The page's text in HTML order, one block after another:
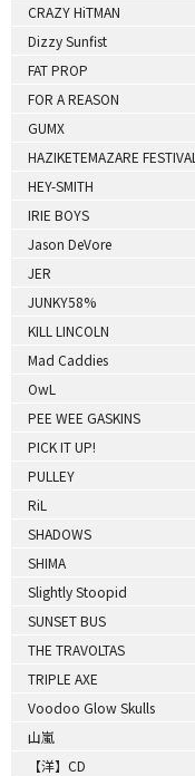
CRAZY HiTMAN
Dizzy Sunfist
FAT PROP
FOR A REASON
GUMX
HAZIKETEMAZARE FESTIVAL
HEY-SMITH
IRIE BOYS
Jason DeVore
JER
JUNKY58%
KILL LINCOLN
Mad Caddies
OwL
PEE WEE GASKINS
PICK IT UP!
PULLEY
RiL
SHADOWS
SHIMA
Slightly Stoopid
SUNSET BUS
THE TRAVOLTAS
TRIPLE AXE
Voodoo Glow Skulls
山嵐
【洋】CD